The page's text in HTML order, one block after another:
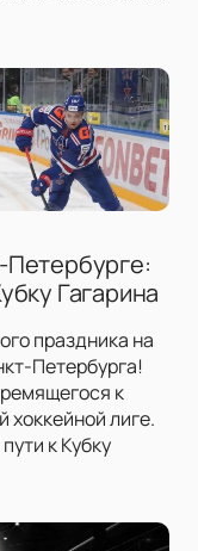
Петербурге:
Гагарина
праздника на
Петербурга!
к
лиге.
к Кубку